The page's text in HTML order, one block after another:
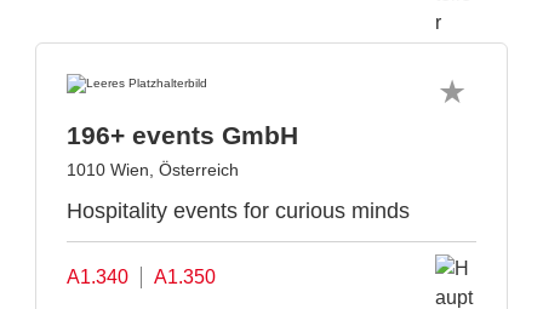
196+ events GmbH
1010 Wien, Österreich
Hospitality events for curious minds
A1.340 A1.350